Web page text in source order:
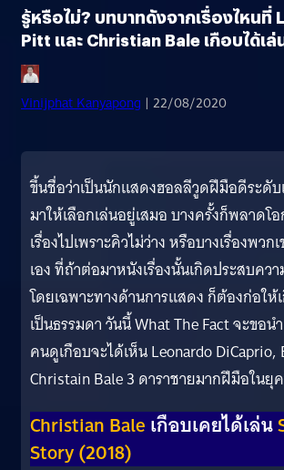
รู้หรือไม่? บทบาทดังจากเรื่องไหนที่
Pitt และ Christian Bale เกือบได้เล่
Vinijphat Kanyapong | 22/08/2020
ขึ้นชื่อว่าเป็นนักแสดงฮอลลีวูดฝีมือดีระดั
มาให้เลือกเล่นอยู่เสมอ บางครั้งก็พลาดโ
เรื่องไปเพราะคิวไม่ว่าง หรือบางเรื่องพวก
เอง ที่ถ้าต่อมาหนังเรื่องนั้นเกิดประสบคว
โดยเฉพาะทางด้านการแสดง ก็ต้องก่อใ
เป็นธรรมดา วันนี้ What The Fact จะขอ
คนดูเกือบจะได้เห็น Leonardo
Christain Bale 3 ดาราชายมากฝีมือในยุ
Christian Baleเกือบเคยได้เล่น
Story (2018)